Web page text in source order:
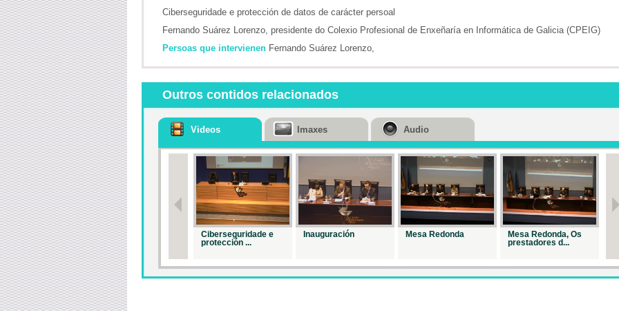
Ciberseguridade e protección de datos de carácter persoal
Fernando Suárez Lorenzo, presidente do Colexio Profesional de Enxeñaría en Informática de Galicia (CPEIG)
Persoas que intervienen Fernando Suárez Lorenzo,
Outros contidos relacionados
Videos
Ciberseguridade e
protección ...
Inauguración Mesa Redonda
Mesa Redonda, Os
prestadores d...
Imaxes Audio